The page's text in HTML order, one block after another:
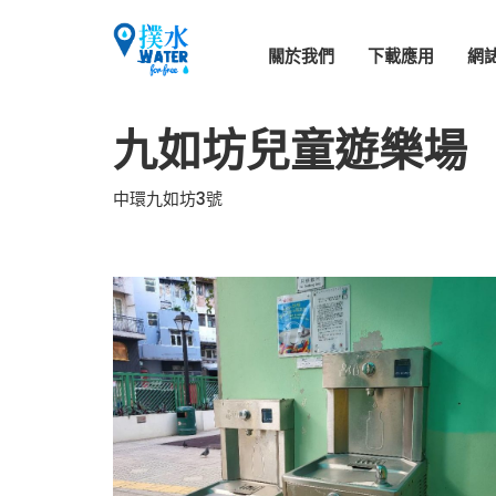
關於我們 下載應用 網
九如坊兒童遊樂場
中環九如坊3號